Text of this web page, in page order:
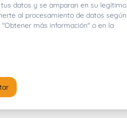
datos y se amparan en su legítimo
al procesamiento de datos según
más información" o en la